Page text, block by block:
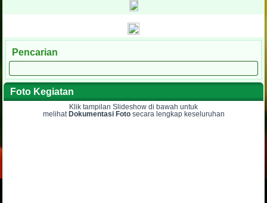
Pencarian
Foto Kegiatan
Klik tampilan Slideshow di bawah untuk
melihat Dokumentasi Fotosecara lengkap keseluruhan